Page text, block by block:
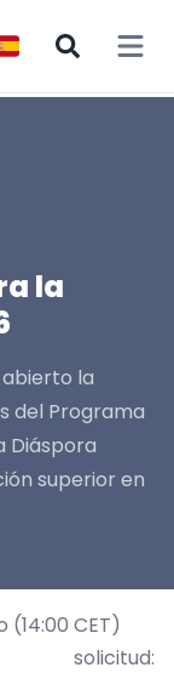
Open
la
la
del Programa
Diáspora
superior en
CET)